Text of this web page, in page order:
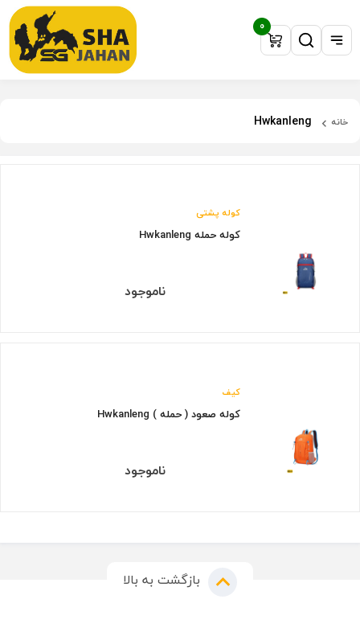
0
خانه Hwkanleng
کوله پشتی
کوله حمله Hwkanleng
ناموجود
کیف
کوله صعود ( حمله ) Hwkanleng
ناموجود
بازگشت به بالا